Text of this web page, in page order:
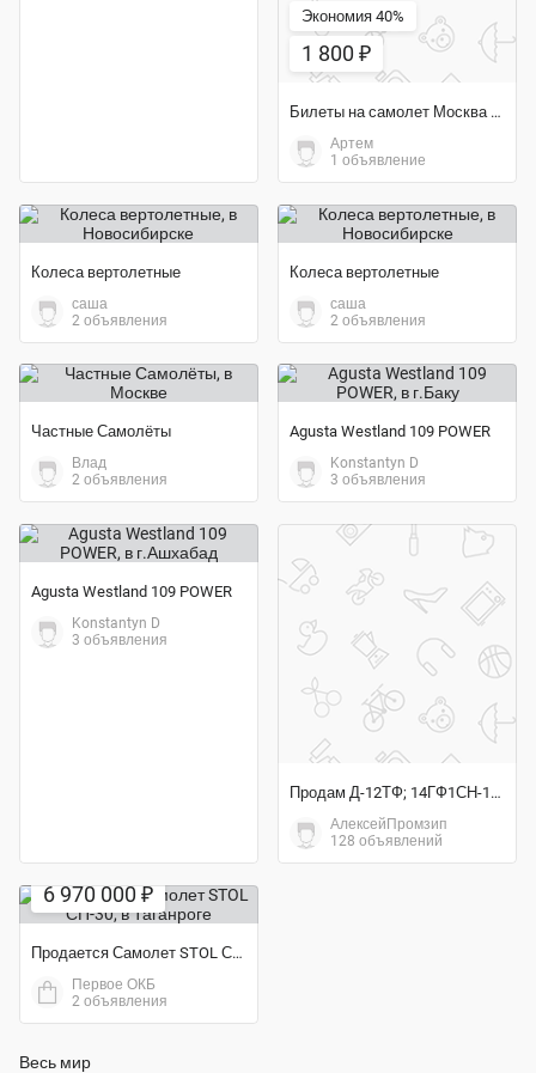
Экономия 40%
1 800 ₽
Билеты на самолет Москва - Анталья
Артем
1 объявление
Колеса вертолетные
саша
2 объявления
Колеса вертолетные
саша
2 объявления
Частные Самолёты
Влад
2 объявления
Agusta Westland 109 POWER
Konstantyn D
3 объявления
Agusta Westland 109 POWER
Konstantyn D
3 объявления
Продам Д-12ТФ; 14ГФ1СН-1; ГА133-100-2К; ГА144; БЗУ-376СБ
АлексейПромзип
128 объявлений
6 970 000 ₽
Продается Самолет STOL СП-30
Первое ОКБ
2 объявления
Весь мир